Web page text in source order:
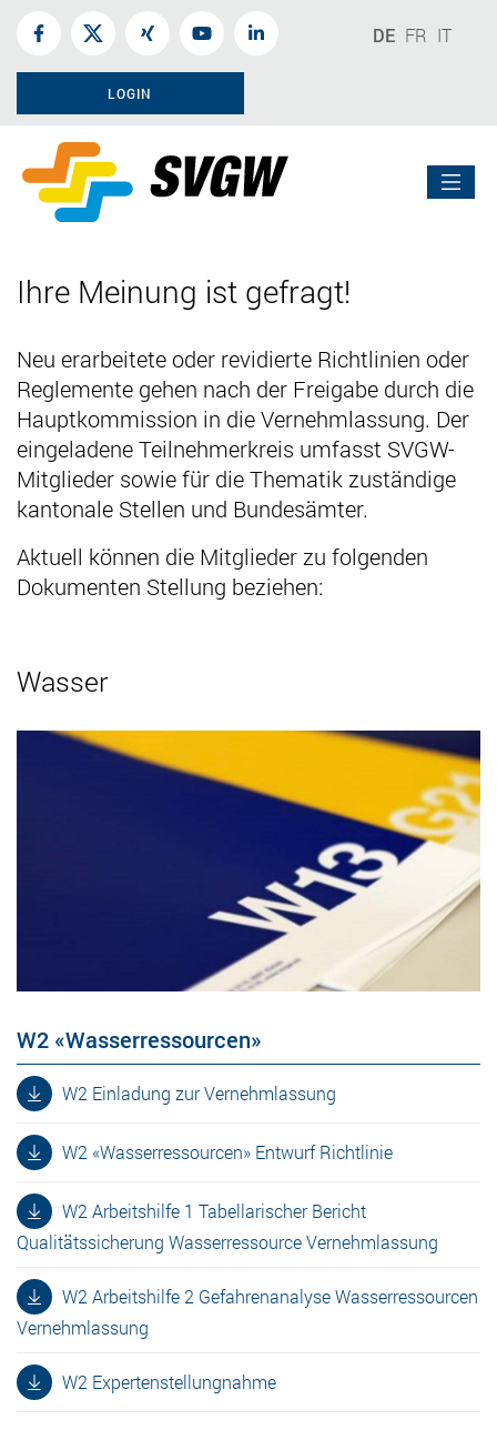
DE FR IT
LOGIN
Ihre Meinung ist gefragt!
Neu erarbeitete oder revidierte Richtlinien oder
Reglemente gehen nach der Freigabe durch die
Hauptkommission in die Vernehmlassung. Der
eingeladene Teilnehmerkreis umfasst SVGW-
Mitglieder sowie für die Thematik zuständige
kantonale Stellen und Bundesämter.
Aktuell können die Mitglieder zu folgenden
Dokumenten Stellung beziehen:
Wasser
W2 «Wasserressourcen»
W2 Einladung zur Vernehmlassung
W2 «Wasserressourcen» Entwurf Richtlinie
W2 Arbeitshilfe 1 Tabellarischer Bericht
Qualitätssicherung Wasserressource Vernehmlassung
W2 Arbeitshilfe 2 Gefahrenanalyse Wasserressourcen
Vernehmlassung
W2 Expertenstellungnahme